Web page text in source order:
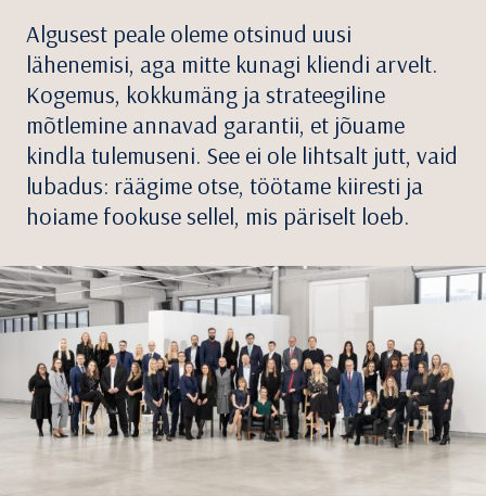
Algusest peale oleme otsinud uusi
lähenemisi, aga mitte kunagi kliendi arvelt.
Kogemus, kokkumäng ja strateegiline
mõtlemine annavad garantii, et jõuame
kindla tulemuseni. See ei ole lihtsalt jutt, vaid
lubadus: räägime otse, töötame kiiresti ja
hoiame fookuse sellel, mis päriselt loeb.